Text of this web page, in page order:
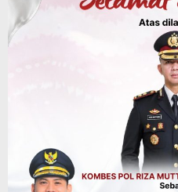
Jalan Veteran Km
Dibuka Pasca Retak
Angkutan
Diperbolehkan
Headline
Panaskan Kembali